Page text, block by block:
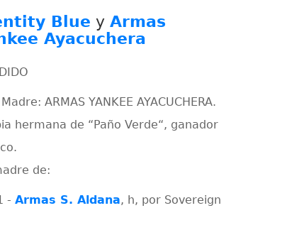
Blue yArmas
Ayacuchera
ARMAS YANKEE AYACUCHERA.
hermana de “Paño Verde“, ganador
de:
-Armas S. Aldana, h, por Sovereign